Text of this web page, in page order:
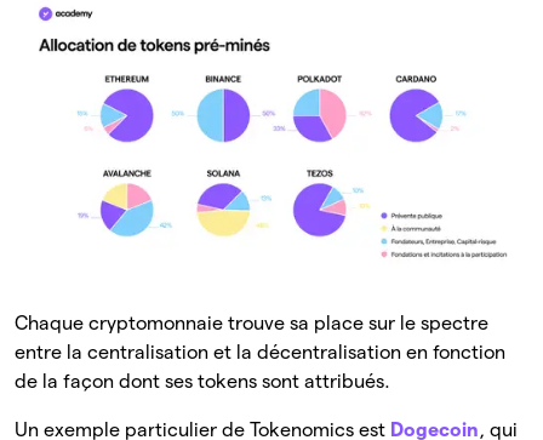
Chaque cryptomonnaie trouve sa place sur le spectre
entre la centralisation et la décentralisation en fonction
de la façon dont ses tokens sont attribués.
Un exemple particulier de Tokenomics est Dogecoin, qui